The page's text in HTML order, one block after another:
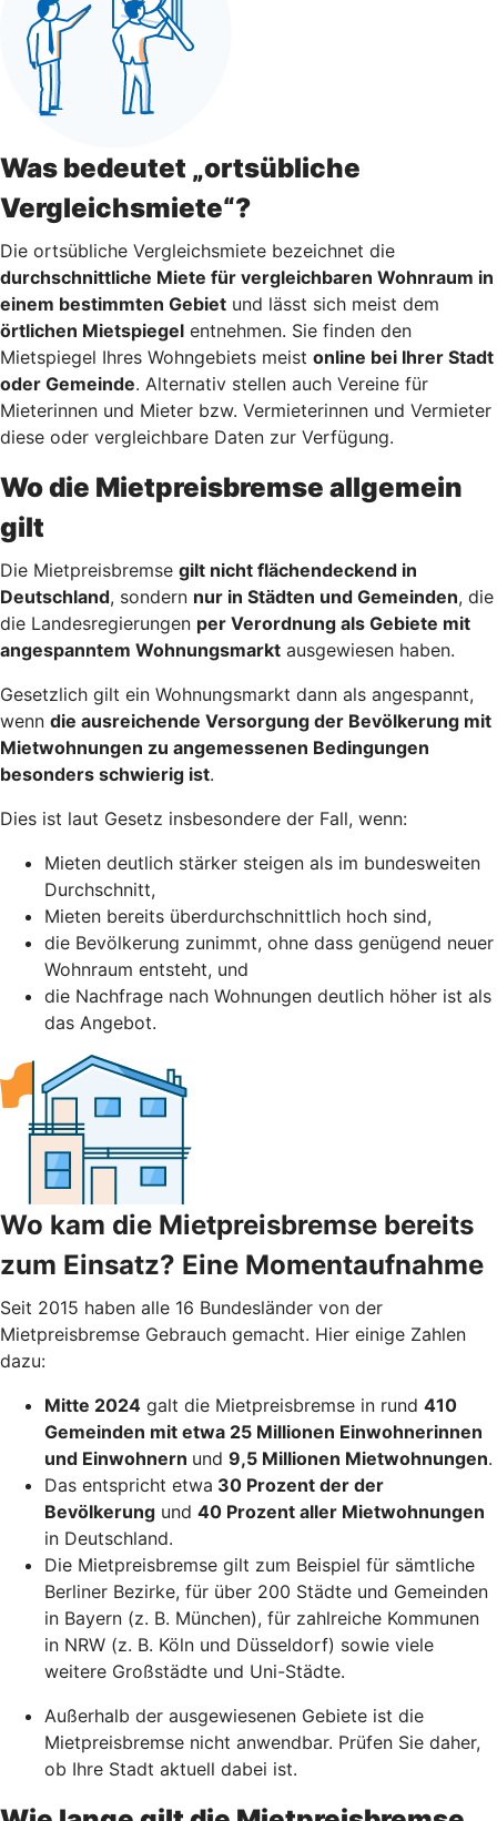
Was bedeutet „ortsübliche
Vergleichsmiete“?
Die ortsübliche Vergleichsmiete bezeichnet die
durchschnittliche Miete für vergleichbaren Wohnraum in
einem bestimmten Gebiet und lässt sich meist dem
örtlichen Mietspiegel entnehmen. Sie finden den
Mietspiegel Ihres Wohngebiets meist online bei Ihrer Stadt
oder Gemeinde. Alternativ stellen auch Vereine für
Mieterinnen und Mieter bzw. Vermieterinnen und Vermieter
diese oder vergleichbare Daten zur Verfügung.
Wo die Mietpreisbremse allgemein
gilt
Die Mietpreisbremse gilt nicht flächendeckend in
Deutschland, sondern nur in Städten und Gemeinden, die
die Landesregierungen per Verordnung als Gebiete mit
angespanntem Wohnungsmarkt ausgewiesen haben.
Gesetzlich gilt ein Wohnungsmarkt dann als angespannt,
wenn die ausreichende Versorgung der Bevölkerung mit
Mietwohnungen zu angemessenen Bedingungen
besonders schwierig ist.
Dies ist laut Gesetz insbesondere der Fall, wenn:
Mieten deutlich stärker steigen als im bundesweiten
Durchschnitt,
Mieten bereits überdurchschnittlich hoch sind,
die Bevölkerung zunimmt, ohne dass genügend neuer
Wohnraum entsteht, und
die Nachfrage nach Wohnungen deutlich höher ist als
das Angebot.
Wo kam die Mietpreisbremse bereits
zum Einsatz? Eine Momentaufnahme
Seit 2015 haben alle 16 Bundesländer von der
Mietpreisbremse Gebrauch gemacht. Hier einige Zahlen
dazu:
Mitte 2024 galt die Mietpreisbremse in rund 410
Gemeinden mit etwa 25 Millionen Einwohnerinnen
und Einwohnern und 9,5 Millionen Mietwohnungen.
Das entspricht etwa 30 Prozent der der
Bevölkerung und 40 Prozent aller Mietwohnungen
in Deutschland.
Die Mietpreisbremse gilt zum Beispiel für sämtliche
Berliner Bezirke, für über 200 Städte und Gemeinden
in Bayern (z. B. München), für zahlreiche Kommunen
in NRW (z. B. Köln und Düsseldorf) sowie viele
weitere Großstädte und Uni-Städte.
Außerhalb der ausgewiesenen Gebiete ist die
Mietpreisbremse nicht anwendbar. Prüfen Sie daher,
ob Ihre Stadt aktuell dabei ist.